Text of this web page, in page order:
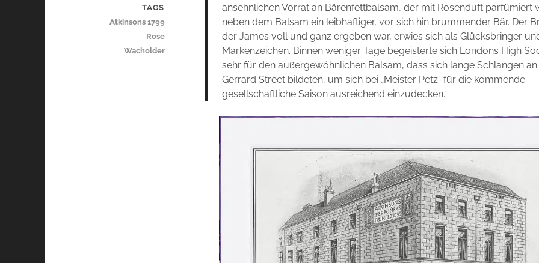
ansehnlichen Vorrat an Bärenfettbalsam, der mit Rosenduft parfümiert
neben dem Balsam ein leibhaftiger, vor sich hin brummender Bär. Der
der James voll und ganz ergeben war, erwies sich als Glücksbringer
Markenzeichen. Binnen weniger Tage begeisterte sich Londons High
sehr für den außergewöhnlichen Balsam, dass sich lange Schlangen
Gerrard Street bildeten, um sich bei „Meister Petz“ für die kommende
gesellschaftliche Saison ausreichend einzudecken.“
TAGS
Atkinsons 1799
Rose
Wacholder